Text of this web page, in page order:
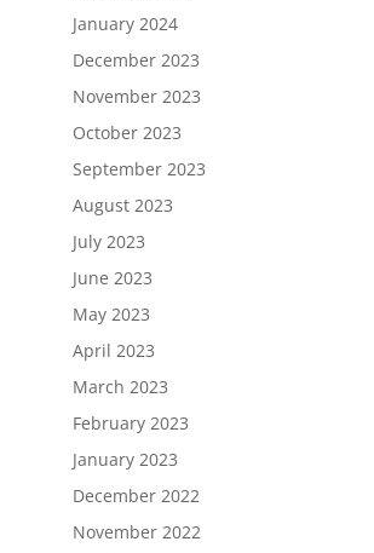
January 2024
December 2023
November 2023
October 2023
September 2023
August 2023
July 2023
June 2023
May 2023
April 2023
March 2023
February 2023
January 2023
December 2022
November 2022